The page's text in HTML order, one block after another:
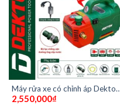
Máy rửa xe có chỉnh áp Dekton
DK-CWR2951
2,550,000₫